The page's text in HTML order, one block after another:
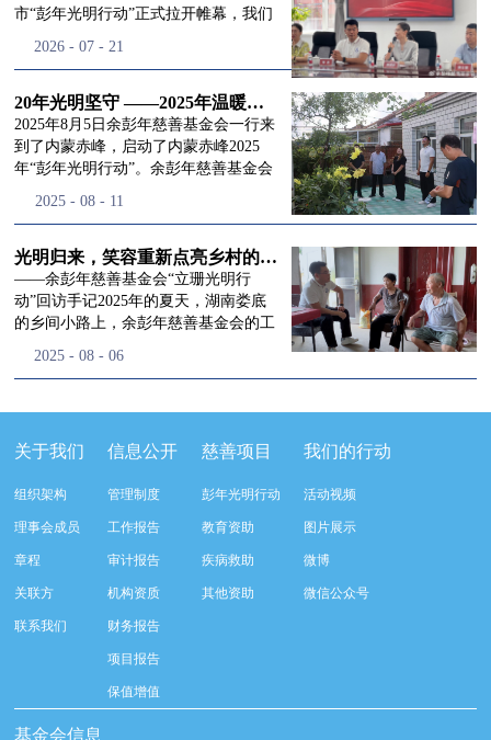
事长徐滨主持，会议出席人数超过理事
换届会议严格按照基金会章程规定流程
同回顾了基金会过往任期内在助学兴
教、医疗救助、公益事业普惠等多个领
域深耕耕耘的公益历程，充分肯定了第
三届理事会全体成员多年来接续付出的
民、济世利人"的慈善理念所做出的突
流程，完成了新一届治理层的选举任
命，全新的第四届理事会正式组建完
成：选举彭志兵、徐滨、彭新英、李
栋、李玲辉、郭启兴、梅鑫为余彭年慈
余彭年慈善基金会第四届理事会监事。
徐滨先生当选余彭年慈善基金会第四届
先生依次为新一任理事长徐滨先生及秘
新起点上，基金会将始终坚守创立初
心，继续沿着余彭年先生的慈善足迹稳
步前行：一方面将持续巩固已有的品牌
公益项目优势，把帮扶资源更精准地向
索适配新时代公益环境的创新路径，联
动更多社会爱心力量，搭建更透明、更
阔的角落，用实际行动践行"取之于社
会、用之于社会"的公益承诺。未来，
余彭年慈善基金会将在新一届理事会的
带领下，以更饱满的热忱投身公益慈善
市“彭年光明行动”正式拉开帷幕，我们
土地，赴一场延续了二十一年的光明之
残联唐婷婷理事长到场参与本次启动活
动，由衷肯定了基金会坚持二十一年深
耕光明帮扶的坚守，也向长久奔走推进
项目的我们表达了谢意。二十一年时光
市与县域，一趟趟奔赴偏远地区，只为
景，这份认可，也让我们更加笃定前行
的脚步。启动仪式落幕之后，我们没有
即刻返程，联合赤峰市残联的工作人
员、专业医护队伍走入乡间小路，随机
小路弯弯曲曲，两边是繁茂的林木，我
家中。简朴的乡村民居陈设简单，老人
往日家中大大小小的农活，全都压在了
老伴一人肩上。此前季爷爷的左眼早已
彻底失明，卧床的日子里视野一片昏
暗，行动受限再加上双目近乎失明，老
人常常对往后的生活满心忧虑。得益于
去年项目开展的右眼手术，如今他的右
眼重获视力，平日里能够看清手机屏
幕，简单的日常起居也可以自己打理不
少。聊天的时候季爷爷语气满是庆
幸：“本来走路就不利索，要是双眼都
看不见，真的不敢设想往后的日子。现
2026 - 07 - 21
20年光明坚守 ——2025年温暖启程“彭年光明行动”内蒙赤峰
2025年8月5日余彭年慈善基金会一行来
到了内蒙赤峰，启动了内蒙赤峰2025
年“彭年光明行动”。余彭年慈善基金会
欣以及余彭年慈善基金会志愿者姜颖妍
峰市残联理事长孙德欣对我们“彭年光
明行动”给予了高度的肯定，他表示“彭
年光明行动”不仅仅是帮助白内障患者
恢复光明，最重要的是减轻了患者家庭
事业的生动体现。随后余彭年慈善基金
光明行动”在内蒙的点点滴滴，并希望
覆盖，加强术后随访与科普宣传，同时
仪式后余彭年慈善基金会一行实地探访
了项目实施的一线情况，详细了解了患
流程就诊环节。 探访结束后，我们一行
开始对参与项目的患者进行了随机的回
项目的患者进行了随机的回访。居住在
松山区三道井子村的王奶奶左眼一直视
检查治疗。村里的赵书记在走访过程中
2025 - 08 - 11
光明归来，笑容重新点亮乡村的角落
——余彭年慈善基金会“立珊光明行
动”回访手记2025年的夏天，湖南娄底
的乡间小路上，余彭年慈善基金会的工
着一份特别的牵挂，走进了一个个普通
曾经被白内障困扰的老人，在接受
发生了怎样的变化。“现在能看清菜苗
来到涟源市渡头塘乡洪家村。72岁的曾
爷爷正在自家菜地里忙碌。他曾是村里
见，另一只眼睛的视力也越来越差。以
前，他看不清鱼塘的水位，也分不清菜
术后，眼睛亮堂多了！”老人笑着说。
现在，他能清楚地看到鱼塘里鱼儿游动
杂草。尽管手部有残疾，但他在田埂上
2025 - 08 - 06
道>>
关于我们
组织架构
理事会成员
章程
关联方
联系我们
信息公开
管理制度
工作报告
审计报告
机构资质
财务报告
项目报告
保值增值
慈善项目
彭年光明行动
教育资助
疾病救助
其他资助
我们的行动
活动视频
图片展示
微博
微信公众号
基金会信息